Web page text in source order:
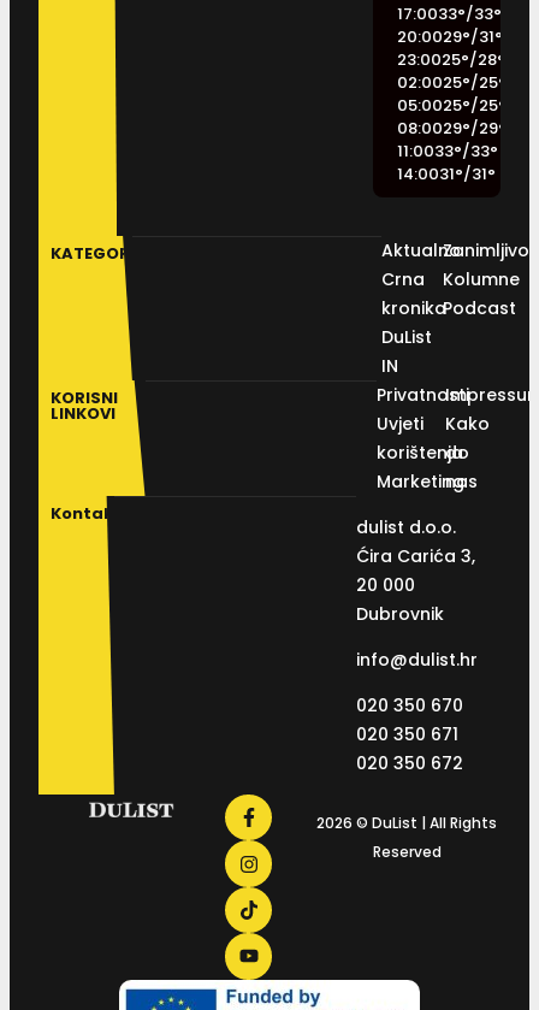
17:0033°/33°
20:0029°/31°
23:0025°/28°
02:0025°/25°
05:0025°/25°
08:0029°/29°
11:0033°/33°
14:0031°/31°
KATEGORIJE
Aktualno
Crna
kronika
DuList
IN
Kolumne
Podcast
KORISNI
LINKOVI
Privatnosti
Uvjeti
korištenja
Marketing
Kako
do
nas
Kontakt
dulist d.o.o.
Ćira Carića 3,
20 000
Dubrovnik
info@dulist.hr
020 350 670
020 350 671
020 350 672
2026 © DuList | All Rights
Reserved